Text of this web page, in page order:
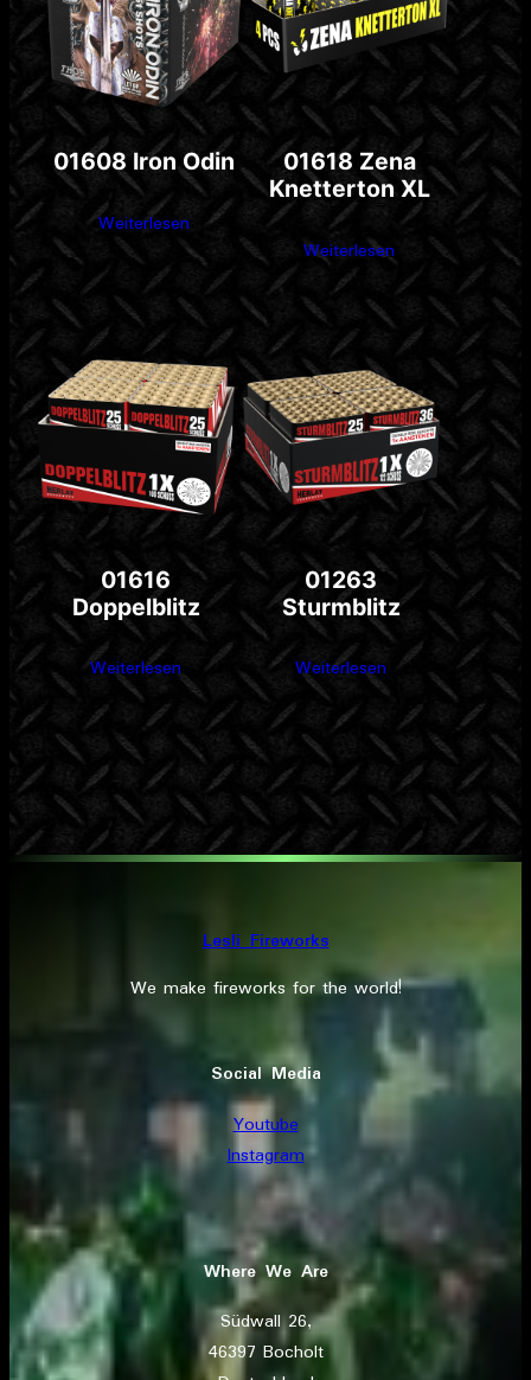
01608 Iron Odin
Weiterlesen
01618 Zena
Knetterton XL
Weiterlesen
01616
Doppelblitz
Weiterlesen
01263
Sturmblitz
Weiterlesen
Lesli Fireworks
We make fireworks for the world!
Social Media
Youtube
Instagram
Where We Are
Südwall 26,
46397 Bocholt